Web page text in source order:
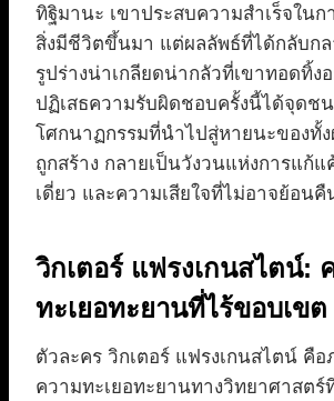
ทิฐิมานะ เขาประสบความสำเร็จในก
สิ่งมีชีวิตขึ้นมา แต่ผลลัพธ์ที่ได้กลับก
รูปร่างน่าเกลียดน่ากลัวที่เขาทอดทิ้ง
ปฏิเสธความรับผิดชอบครั้งนี้ได้จุดช
โศกนาฏกรรมที่นำไปสู่หายนะของทั้ง
ถูกสร้าง กลายเป็นวังวนแห่งการแก้
เดี่ยว และความเสียใจที่ไม่อาจย้อนคื
วิกเตอร์ แฟรงเกนสไตน์:
ทะเยอทะยานที่ไร้ขอบเขต
ตัวละคร วิกเตอร์ แฟรงเกนสไตน์ คื
ความทะเยอทะยานทางวิทยาศาสตร์